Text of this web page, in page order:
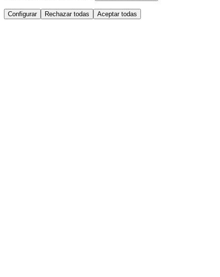
Configurar Rechazar todas Aceptar todas